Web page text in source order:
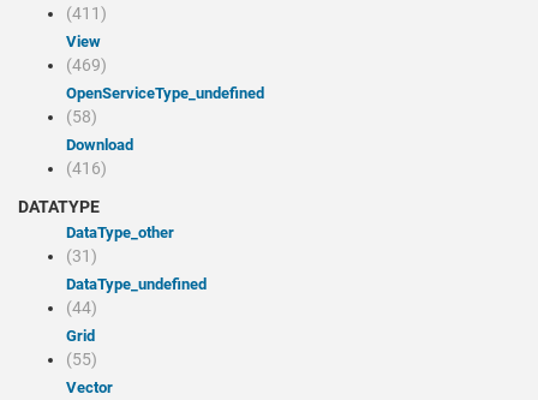
(411)
view
(469)
openServiceType_undefined
(58)
Download
(416)
DATATYPE
dataType_other
(31)
dataType_undefined
(44)
Grid
(55)
Vector